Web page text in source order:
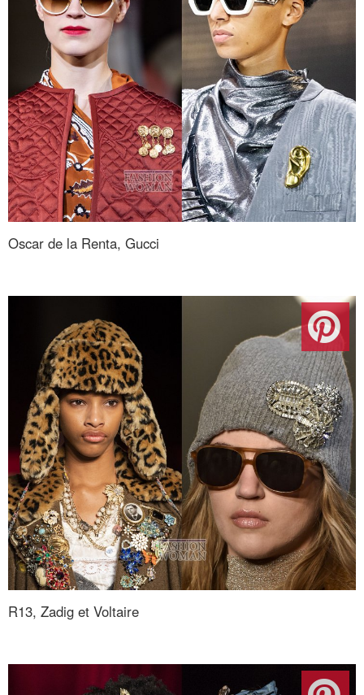
Oscar de la Renta, Gucci
R13, Zadig et Voltaire